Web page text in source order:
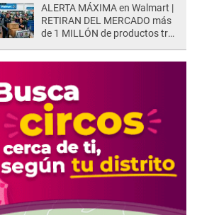
ALERTA MÁXIMA en Walmart |
RETIRAN DEL MERCADO más
de 1 MILLÓN de productos tras